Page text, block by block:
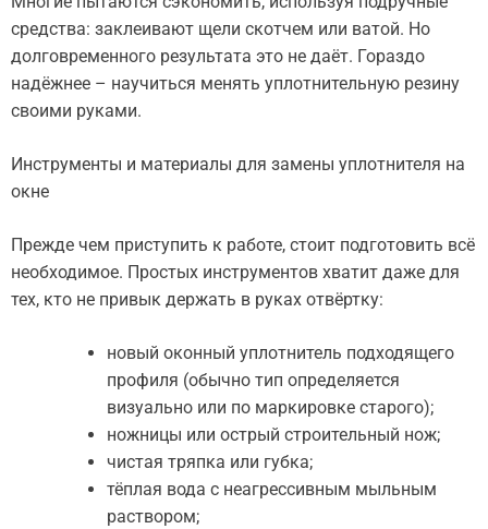
средства: заклеивают щели скотчем или ватой. Но
долговременного результата это не даёт. Гораздо
надёжнее – научиться менять уплотнительную резину
своими руками.
Инструменты и материалы для замены уплотнителя на
окне
Прежде чем приступить к работе, стоит подготовить всё
необходимое. Простых инструментов хватит даже для
тех, кто не привык держать в руках отвёртку:
новый оконный уплотнитель подходящего
профиля (обычно тип определяется
визуально или по маркировке старого);
ножницы или острый строительный нож;
чистая тряпка или губка;
тёплая вода с неагрессивным мыльным
раствором;